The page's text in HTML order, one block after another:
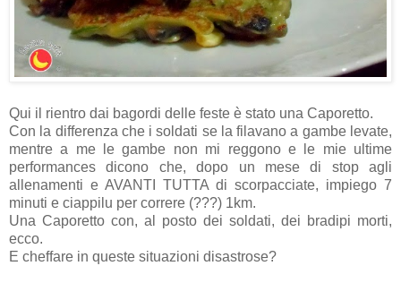
Qui il rientro dai bagordi delle feste è stato una Caporetto.
Con la differenza che i soldati se la filavano a gambe levate,
mentre a me le gambe non mi reggono e le mie ultime
performances dicono che, dopo un mese di stop agli
allenamenti e AVANTI TUTTA di scorpacciate, impiego 7
minuti e ciappilu per correre (???) 1km.
Una Caporetto con, al posto dei soldati, dei bradipi morti,
ecco.
E cheffare in queste situazioni disastrose?